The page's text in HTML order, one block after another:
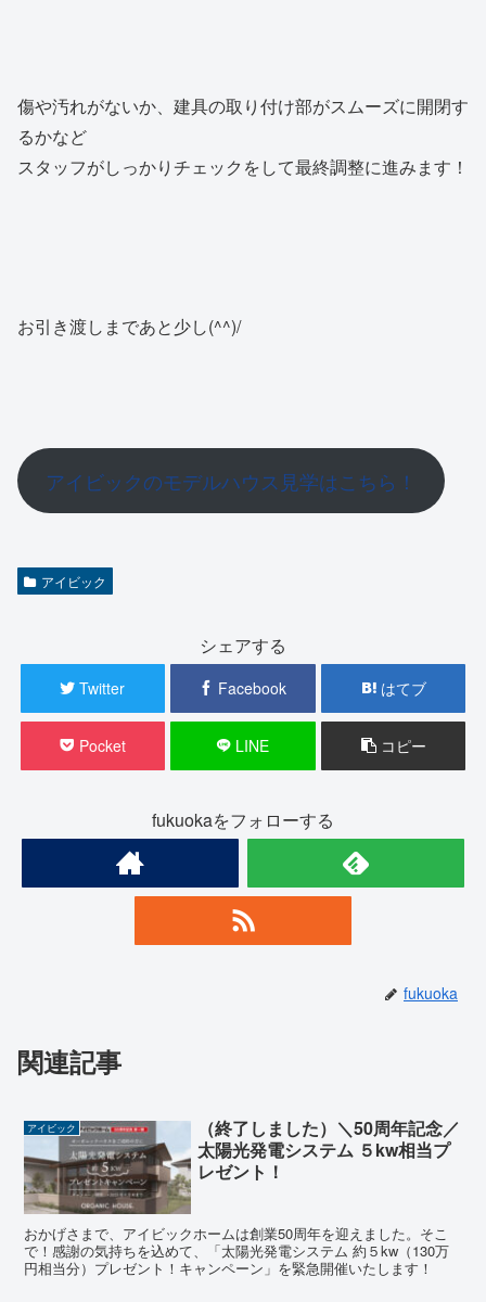
傷や汚れがないか、建具の取り付け部がスムーズに開閉す
るかなど
スタッフがしっかりチェックをして最終調整に進みます！
お引き渡しまであと少し(^^)/
アイビックのモデルハウス見学はこちら！
アイビック
シェアする
Twitter Facebook はてブ
Pocket LINE コピー
fukuokaをフォローする
fukuoka
関連記事
アイビック
（終了しました）＼50周年記念／
太陽光発電システム ５kw相当プ
レゼント！
おかげさまで、アイビックホームは創業50周年を迎えました。そこ
で！感謝の気持ちを込めて、「太陽光発電システム 約５kw（130万
円相当分）プレゼント！キャンペーン」を緊急開催いたします！